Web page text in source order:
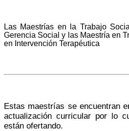
Las Maestrías en la Trabajo
Gerencia Social y las Maestría en
en Intervención Terapéutica
Estas maestrías se encuentran
actualización curricular por lo
están ofertando.